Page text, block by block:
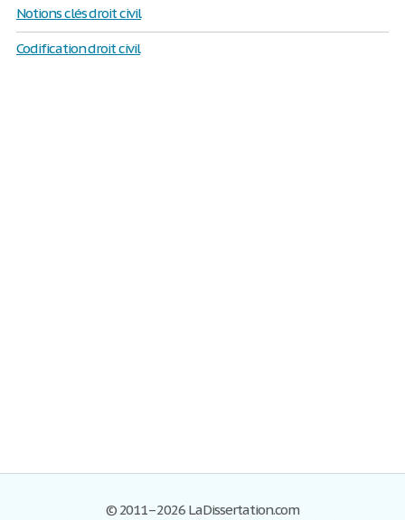
Notions clés droit civil
Codification droit civil
© 2011–2026 LaDissertation.com